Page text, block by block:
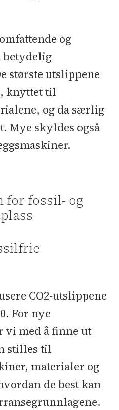
og
betydelig
største utslippene
knyttet til
og da særlig
Mye skyldes også
for fossil- og
CO2-utslippene
For nye
vi med å finne ut
stilles til
materialer og
de best kan